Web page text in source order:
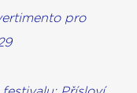
pro